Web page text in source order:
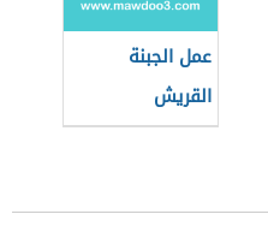
عمل الجبنة
القريش